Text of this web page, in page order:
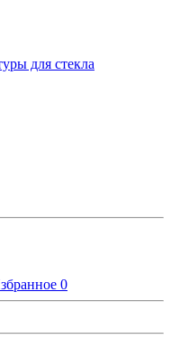
для стекла
0